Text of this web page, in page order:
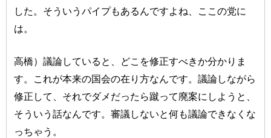
した。そういうパイプもあるんですよね、ここの党に
は。
高橋）議論していると、どこを修正すべきか分かりま
す。これが本来の国会の在り方なんです。議論しながら
修正して、それでダメだったら蹴って廃案にしようと、
そういう話なんです。審議しないと何も議論できなくな
っちゃう。